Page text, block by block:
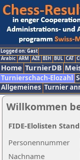
Logged on: Gast
Arabic ARM AZE BIH BUL CAT
Home TurnierDB
Turnierschach-Elozahl
Allgemeines Turnier
Willkommen
Nachname
Personennummer
FIDE-Elolisten Stand